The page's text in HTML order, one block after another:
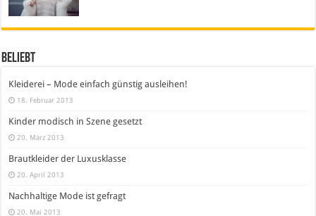
Beliebt
Kleiderei – Mode einfach günstig ausleihen!
18. Februar 2013
Kinder modisch in Szene gesetzt
20. März 2013
Brautkleider der Luxusklasse
20. April 2013
Nachhaltige Mode ist gefragt
20. Mai 2013